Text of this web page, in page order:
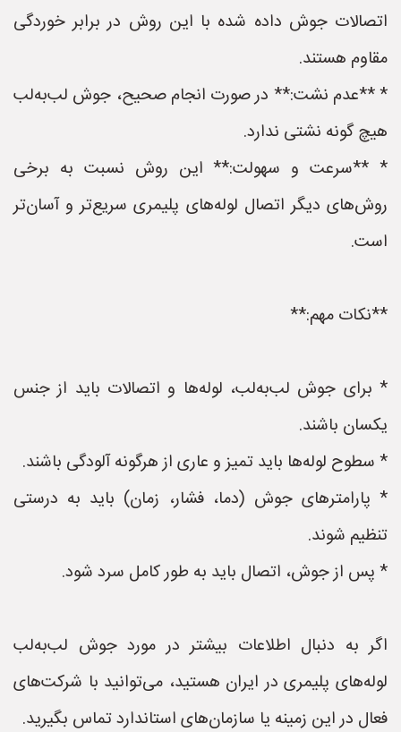
اتصالات جوش داده شده با این روش در برابر خوردگی
مقاوم هستند.
* **عدم نشت:** در صورت انجام صحیح، جوش لب‌به‌لب
هیچ گونه نشتی ندارد.
* **سرعت و سهولت:** این روش نسبت به برخی
روش‌های دیگر اتصال لوله‌های پلیمری سریع‌تر و آسان‌تر
است.
**نکات مهم:**
* برای جوش لب‌به‌لب، لوله‌ها و اتصالات باید از جنس
یکسان باشند.
* سطوح لوله‌ها باید تمیز و عاری از هرگونه آلودگی باشند.
* پارامترهای جوش (دما، فشار، زمان) باید به درستی
تنظیم شوند.
* پس از جوش، اتصال باید به طور کامل سرد شود.
اگر به دنبال اطلاعات بیشتر در مورد جوش لب‌به‌لب
لوله‌های پلیمری در ایران هستید، می‌توانید با شرکت‌های
فعال در این زمینه یا سازمان‌های استاندارد تماس بگیرید.